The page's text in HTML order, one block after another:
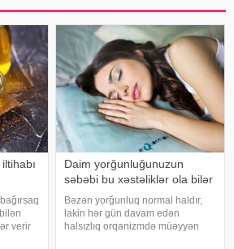
verir
Daim yorğunluğunuzun
səbəbi bu xəstəliklər ola bilər
Bəzən yorğunluq normal haldır,
lakin hər gün davam edən
halsızlıq orqanizmdə müəyyən